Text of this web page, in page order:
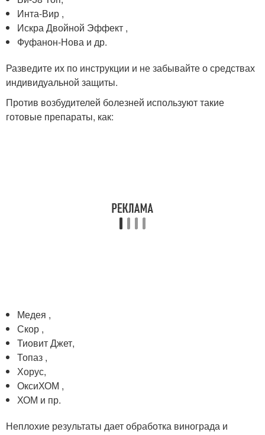
Инта-Вир ,
Искра Двойной Эффект ,
Фуфанон-Нова и др.
Разведите их по инструкции и не забывайте о средствах
индивидуальной защиты.
Против возбудителей болезней используют такие
готовые препараты, как:
Медея ,
Скор ,
Тиовит Джет,
Топаз ,
Хорус,
ОксиХОМ ,
ХОМ и пр.
Неплохие результаты дает обработка винограда и